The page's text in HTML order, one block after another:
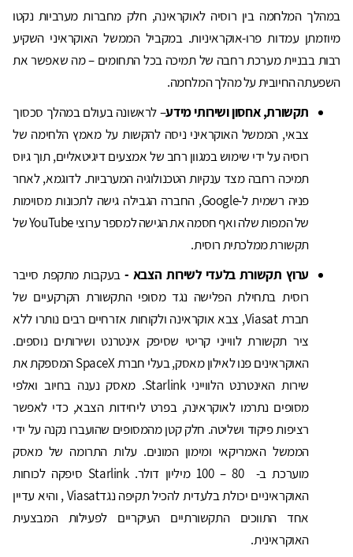
במהלך המלחמה בין רוסיה לאוקראינה, חלק מחברות מערביות נקטו
מיוזמתן עמדות פרו-אוקראיניות. במקביל הממשל האוקראיני השקיע
רבות בבניית מערכת רחבה של תמיכה בכל התחומים – מה שאפשר את
השפעתה החיובית על מהלך המלחמה.
תקשורת, אחסון ושירותי מידע– לראשונה בעולם במהלך סכסוך
צבאי, הממשל האוקראיני ניסה להקשות על מאמץ הלחימה של
רוסיה על ידי שימוש במגוון רחב של אמצעים דיגיטאליים, תוך גיוס
תמיכה רחבה מצד ענקיות הטכנולוגיה המערביות. לדוגמא, לאחר
פניה רשמית ל-Google, החברה הגבילה גישה לתכונות מסוימות
של המפות שלה ואף חסמה את הגישה למספר ערוצי YouTube של
תקשורת ממלכתית רוסית.
ערוץ תקשורת בלעדי לשירות הצבא -בעקבות מתקפת סייבר
רוסית בתחילת הפלישה נגד מסופי התקשורת הקרקעיים של
חברת Viasat, צבא אוקראינה ולקוחות אזרחיים רבים נותרו ללא
ציר תקשורת לווייני קריטי שסיפק אינטרנט ושירותים נוספים.
האוקראינים פנו לאילון מאסק, בעלי חברת SpaceX המספקת את
שירות האינטרנט הלווייני Starlink. מאסק נענה בחיוב ואלפי
מסופים נתרמו לאוקראינה, בפרט ליחידות הצבא, כדי לאפשר
רציפות פיקוד ושליטה. חלק קטן מהמסופים שהועברו נקנה על ידי
הממשל האמריקאי ומימון המונים. עלות התרומה של מאסק
מוערכת ב- 80 – 100 מיליון דולר. Starlink סיפקה לכוחות
האוקראיניים יכולת בלעדית להכיל תקיפה נגדViasat , והיא עדיין
אחד התווכים התקשורתיים העיקריים לפעילות המבצעית
האוקראינית.